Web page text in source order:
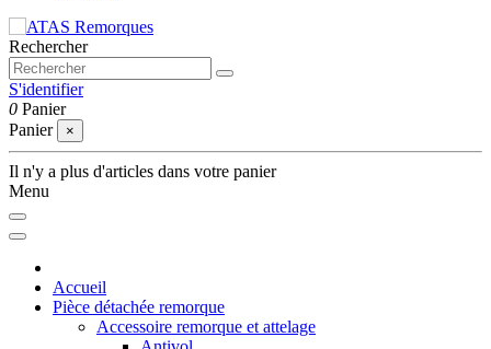
Rechercher
S'identifier
0 Panier
Panier
×
Il n'y a plus d'articles dans votre panier
Menu
Accueil
Pièce détachée remorque
Accessoire remorque et attelage